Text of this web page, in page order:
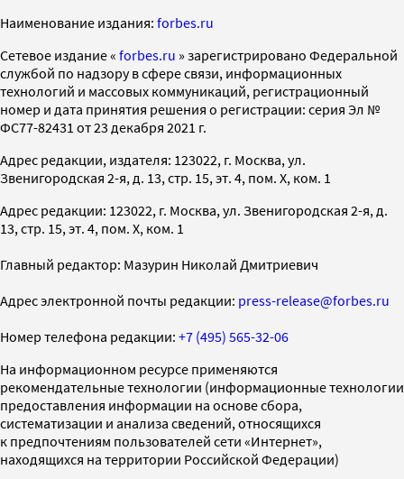
Наименование издания: forbes.ru
Cетевое издание « forbes.ru » зарегистрировано Федеральной
службой по надзору в сфере связи, информационных
технологий и массовых коммуникаций, регистрационный
номер и дата принятия решения о регистрации: серия Эл №
ФС77-82431 от 23 декабря 2021 г.
Адрес редакции, издателя: 123022, г. Москва, ул.
Звенигородская 2-я, д. 13, стр. 15, эт. 4, пом. X, ком. 1
Адрес редакции: 123022, г. Москва, ул. Звенигородская 2-я, д.
13, стр. 15, эт. 4, пом. X, ком. 1
Главный редактор: Мазурин Николай Дмитриевич
Адрес электронной почты редакции: press-release@forbes.ru
Номер телефона редакции: +7 (495) 565-32-06
На информационном ресурсе применяются
рекомендательные технологии (информационные технологии
предоставления информации на основе сбора,
систематизации и анализа сведений, относящихся
к предпочтениям пользователей сети «Интернет»,
находящихся на территории Российской Федерации)